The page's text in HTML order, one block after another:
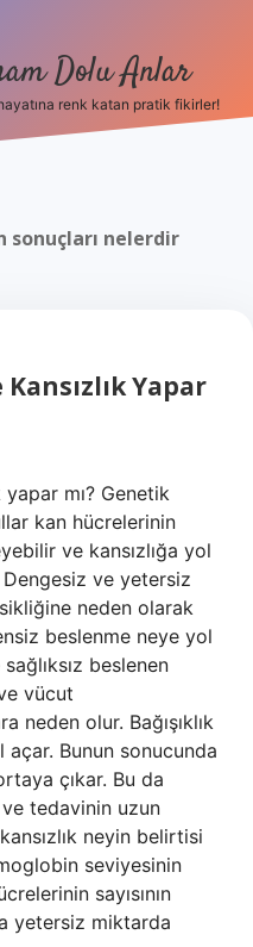
Dolu Anlar
renk katan pratik fikirler!
sonuçları nelerdir
Yapar
yapar mı? Genetik
kan hücrelerinin
ve kansızlığa yol
ve yetersiz
neden olarak
beslenme neye yol
beslenen
vücut
neden olur. Bağışıklık
açar. Bunun sonucunda
çıkar. Bu da
ve tedavinin uzun
neyin belirtisi
seviyesinin
sayısının
yetersiz miktarda